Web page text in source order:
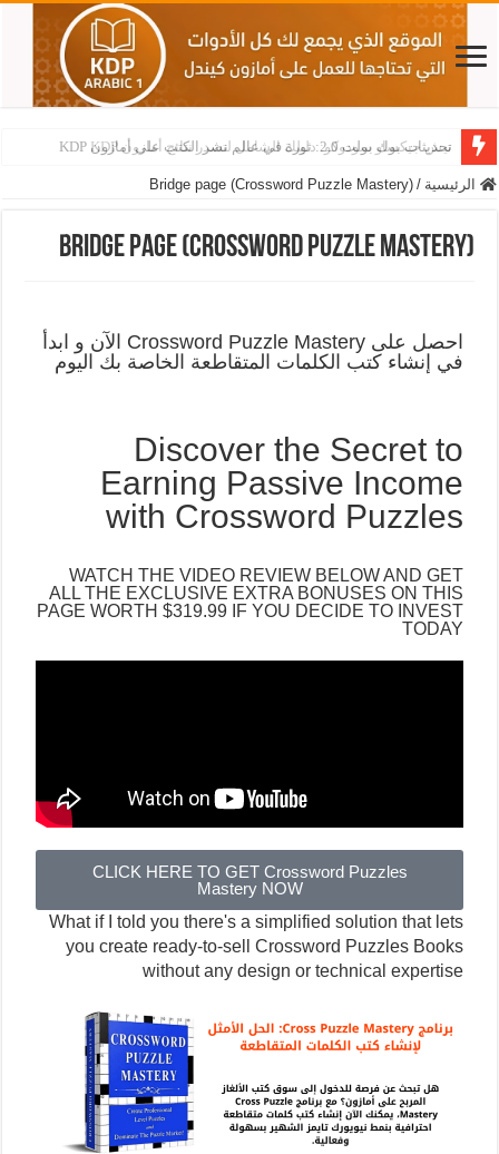
تحديثات بوك بولت 2.0: ثورة في عالم نشر الكتب على أمازون KDP
نيش جيكساو سودوكو: دليلك الشامل لتصدر نتائج أمازون KDP
الرئيسية /
Bridge page (Crossword Puzzle Mastery)
Bridge page (Crossword Puzzle Mastery)
احصل على Crossword Puzzle Mastery الآن و ابدأ
في إنشاء كتب الكلمات المتقاطعة الخاصة بك اليوم
Discover the Secret to
Earning Passive Income
with Crossword Puzzles
WATCH THE VIDEO REVIEW BELOW AND GET
ALL THE EXCLUSIVE EXTRA BONUSES ON THIS
PAGE WORTH $319.99 IF YOU DECIDE TO INVEST
TODAY
CLICK HERE TO GET Crossword Puzzles
Mastery NOW
What if I told you there's a simplified solution that lets
you create ready-to-sell Crossword Puzzles Books
without any design or technical expertise